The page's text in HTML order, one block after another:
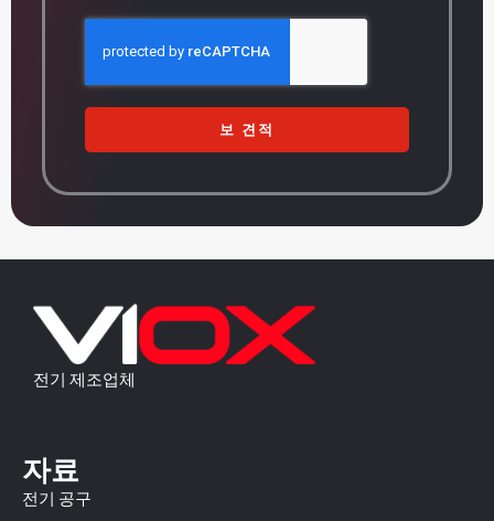
보 견적
전기 제조업체
자료
전기 공구